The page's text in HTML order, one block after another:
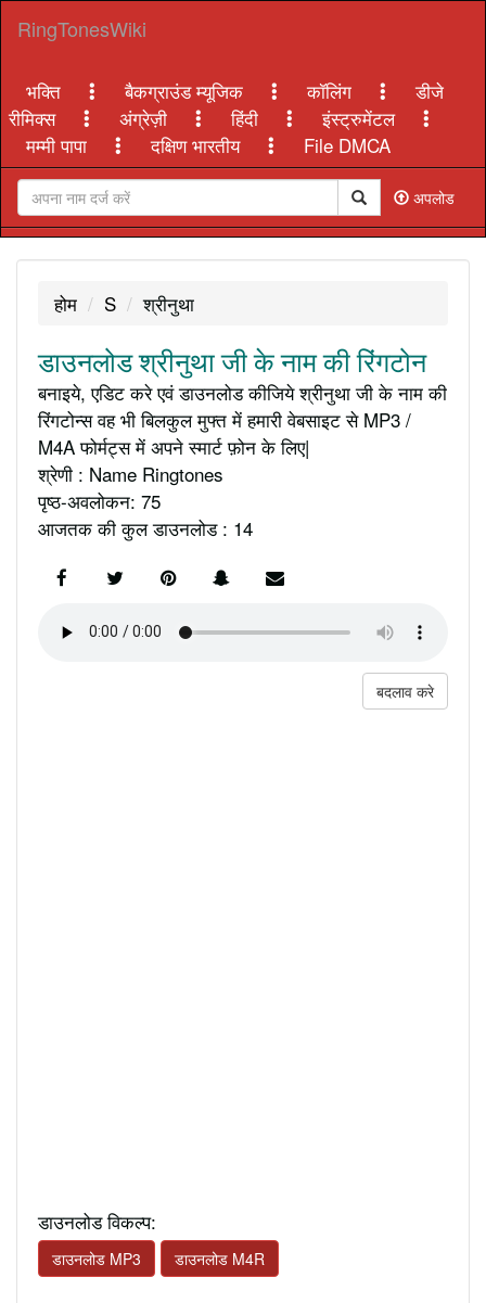
RingTonesWiki
भक्ति बैकग्राउंड म्यूजिक कॉलिंग
डीजे
रीमिक्स
अंग्रेज़ी हिंदी
इंस्ट्रुमेंटल
मम्मी पापा
दक्षिण भारतीय File DMCA
अपलोड
होम S श्रीनुथा
डाउनलोड श्रीनुथा जी के नाम की रिंगटोन
बनाइये, एडिट करे एवं डाउनलोड कीजिये श्रीनुथा जी के नाम की
रिंगटोन्स वह भी बिलकुल मुफ्त में हमारी वेबसाइट से MP3 /
M4A फोर्मट्स में अपने स्मार्ट फ़ोन के लिए|
श्रेणी : Name Ringtones
पृष्ठ-अवलोकन: 75
आजतक की कुल डाउनलोड : 14
बदलाव करे
डाउनलोड विकल्प:
डाउनलोड MP3 डाउनलोड M4R